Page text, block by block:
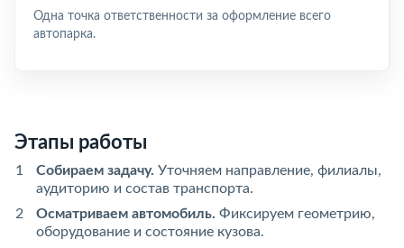
Одна точка ответственности за оформление всего
автопарка.
Этапы работы
Собираем задачу. Уточняем направление, филиалы,
аудиторию и состав транспорта.
Осматриваем автомобиль. Фиксируем геометрию,
оборудование и состояние кузова.